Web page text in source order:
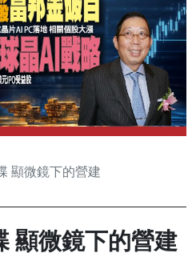
顯微鏡下的營建
顯微鏡下的營建